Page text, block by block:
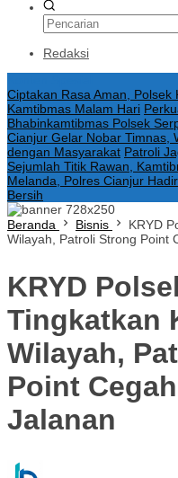
Redaksi
Ciptakan Rasa Aman,
Kamtibmas Malam Hari
Bhabinkamtibmas Polsek
Cianjur Gelar Nobar Timnas,
dengan Masyarakat Patroli
Sejumlah Titik Rawan,
Melanda, Polres Cianjur
Bersih
Beranda Bisnis
KRYD
Wilayah, Patroli Strong Point
KRYD
Tingkatkan
Wilayah,
Point
Jalanan